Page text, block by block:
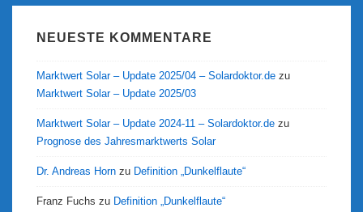
NEUESTE KOMMENTARE
Marktwert Solar – Update 2025/04 – Solardoktor.de zu
Marktwert Solar – Update 2025/03
Marktwert Solar – Update 2024-11 – Solardoktor.de zu
Prognose des Jahresmarktwerts Solar
Dr. Andreas Horn zu Definition „Dunkelflaute“
Franz Fuchs zu Definition „Dunkelflaute“